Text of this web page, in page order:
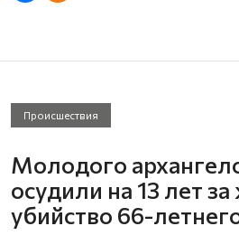
Происшествия
Молодого
осудили на 13 лет
убийство 66-